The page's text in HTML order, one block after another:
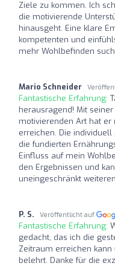
Ziele zu kommen. Ich
die motivierende
hinausgeht. Eine klare
kompetenten und
mehr Wohlbefinden
Mario Schneider
Fantastische Erfahrung:
herausragend! Mit
motivierenden Art hat er
erreichen. Die
die fundierten
Einfluss auf mein
den Ergebnissen und
uneingeschränkt
P. S. Veröffentlicht auf
Fantastische Erfahrung:
gedacht, das ich die
Zeitraum erreichen
belehrt. Danke für die